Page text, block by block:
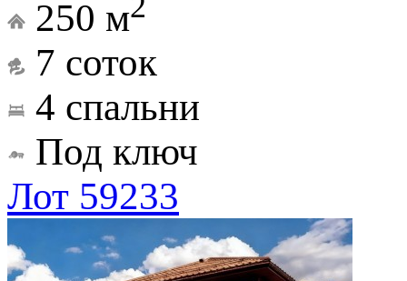
250 м
7 соток
4 спальни
Под ключ
Лот 59233